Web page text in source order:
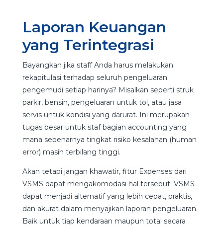
Laporan Keuangan
yang Terintegrasi
Bayangkan jika staff Anda harus melakukan
rekapitulasi terhadap seluruh pengeluaran
pengemudi setiap harinya? Misalkan seperti struk
parkir, bensin, pengeluaran untuk tol, atau jasa
servis untuk kondisi yang darurat. Ini merupakan
tugas besar untuk staf bagian accounting yang
mana sebenarnya tingkat risiko kesalahan (human
error) masih terbilang tinggi.
Akan tetapi jangan khawatir, fitur Expenses dari
VSMS dapat mengakomodasi hal tersebut. VSMS
dapat menjadi alternatif yang lebih cepat, praktis,
dan akurat dalam menyajikan laporan pengeluaran.
Baik untuk tiap kendaraan maupun total secara